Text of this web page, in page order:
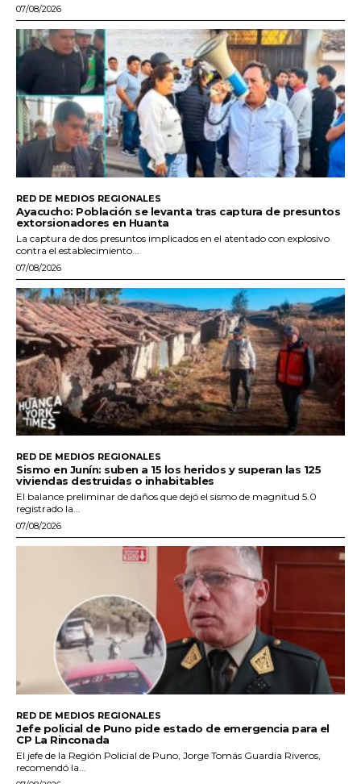
07/08/2026
RED DE MEDIOS REGIONALES
Ayacucho: Población se levanta tras captura de presuntos
extorsionadores en Huanta
La captura de dos presuntos implicados en el atentado con explosivo
contra el establecimiento...
07/08/2026
RED DE MEDIOS REGIONALES
Sismo en Junín: suben a 15 los heridos y superan las 125
viviendas destruidas o inhabitables
El balance preliminar de daños que dejó el sismo de magnitud 5.0
registrado la...
07/08/2026
RED DE MEDIOS REGIONALES
Jefe policial de Puno pide estado de emergencia para el
CP La Rinconada
El jefe de la Región Policial de Puno, Jorge Tomás Guardia Riveros,
recomendó la...